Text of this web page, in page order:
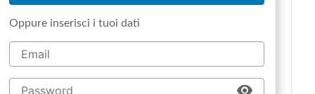
Oppure inserisci i tuoi dati